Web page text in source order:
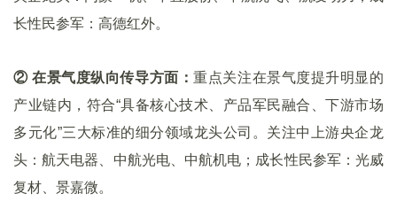
长性民参军：高德红外。
② 在景气度纵向传导方面：重点关注在景气度提升明显的
产业链内，符合“具备核心技术、产品军民融合、下游市场
多元化”三大标准的细分领域龙头公司。关注中上游央企龙
头：航天电器、中航光电、中航机电；成长性民参军：光威
复材、景嘉微。